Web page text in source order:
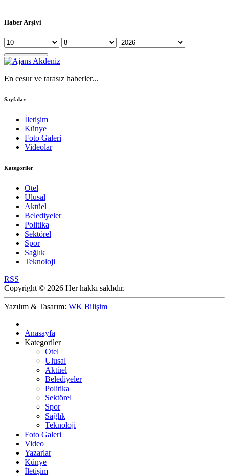
Haber Arşivi
En cesur ve tarasız haberler...
Sayfalar
İletişim
Künye
Foto Galeri
Videolar
Kategoriler
Otel
Ulusal
Aktüel
Belediyeler
Politika
Sektörel
Spor
Sağlık
Teknoloji
RSS
Copyright © 2026 Her hakkı saklıdır.
Yazılım & Tasarım: WK Bilişim
Anasayfa
Kategoriler
Otel
Ulusal
Aktüel
Belediyeler
Politika
Sektörel
Spor
Sağlık
Teknoloji
Foto Galeri
Video
Yazarlar
Künye
İletişim